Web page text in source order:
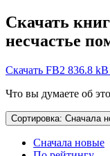
Скачать
несчастье
Скачать FB2 836.8 kB
Что вы думаете об
Сортировка:
Сначала новые